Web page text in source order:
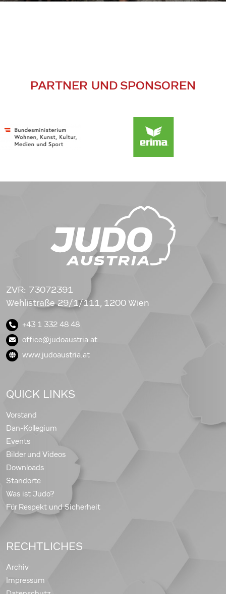
PARTNER UND SPONSOREN
ZVR: 73072391
Wehlistraße 29/1/111, 1200 Wien
+43 1 332 48 48
office@judoaustria.at
www.judoaustria.at
QUICK LINKS
Vorstand
Dan-Kollegium
Events
Bilder und Videos
Downloads
Standorte
Was ist Judo?
Für Respekt und Sicherheit
RECHTLICHES
Archiv
Impressum